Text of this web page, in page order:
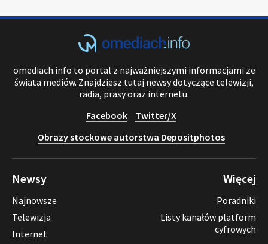
omediach.info to portal z najważniejszymi informacjami ze
świata mediów. Znajdziesz tutaj newsy dotyczące telewizji,
radia, prasy oraz internetu.
Facebook
Twitter/X
Obrazy stockowe autorstwa Depositphotos
Newsy
Najnowsze
Telewizja
Internet
Więcej
Poradniki
Listy kanałów platform
cyfrowych